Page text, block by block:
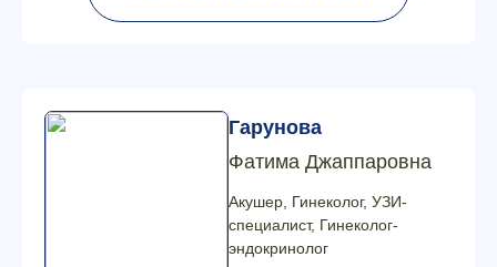
Гарунова
Фатима Джаппаровна
Акушер, Гинеколог, УЗИ-
специалист, Гинеколог-
эндокринолог